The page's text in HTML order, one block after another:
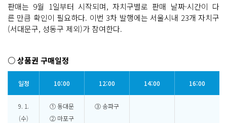
판매는 9월 1일부터 시작되며, 자치구별로 판매 날짜·시간이 다
른 만큼 확인이 필요하다. 이번 3차 발행에는 서울시내 23개 자치구
(서대문구, 성동구 제외)가 참여한다.
○ 상품권 구매일정
일정 10:00 12:00 14:00 16:00
9. 1.
(수)
① 동대문
② 마포구
③ 송파구